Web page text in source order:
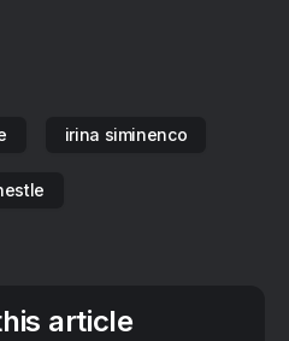
irina siminenco
article